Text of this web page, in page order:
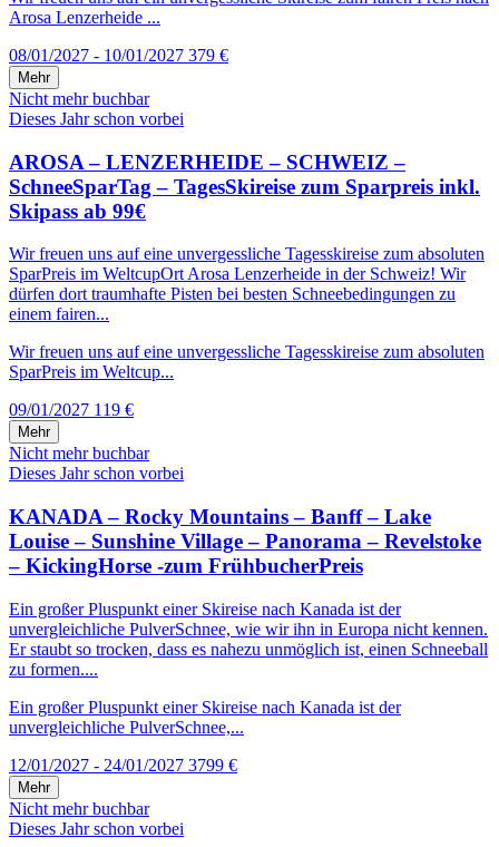
Arosa Lenzerheide ...
08/01/2027 - 10/01/2027 379 €
Mehr
Nicht mehr buchbar
Dieses Jahr schon vorbei
AROSA – LENZERHEIDE – SCHWEIZ –
SchneeSparTag – TagesSkireise zum Sparpreis inkl.
Skipass ab 99€
Wir freuen uns auf eine unvergessliche Tagesskireise zum absoluten
SparPreis im WeltcupOrt Arosa Lenzerheide in der Schweiz! Wir
dürfen dort traumhafte Pisten bei besten Schneebedingungen zu
einem fairen...
Wir freuen uns auf eine unvergessliche Tagesskireise zum absoluten
SparPreis im Weltcup...
09/01/2027 119 €
Mehr
Nicht mehr buchbar
Dieses Jahr schon vorbei
KANADA – Rocky Mountains – Banff – Lake
Louise – Sunshine Village – Panorama – Revelstoke
– KickingHorse -zum FrühbucherPreis
Ein großer Pluspunkt einer Skireise nach Kanada ist der
unvergleichliche PulverSchnee, wie wir ihn in Europa nicht kennen.
Er staubt so trocken, dass es nahezu unmöglich ist, einen Schneeball
zu formen....
Ein großer Pluspunkt einer Skireise nach Kanada ist der
unvergleichliche PulverSchnee,...
12/01/2027 - 24/01/2027 3799 €
Mehr
Nicht mehr buchbar
Dieses Jahr schon vorbei